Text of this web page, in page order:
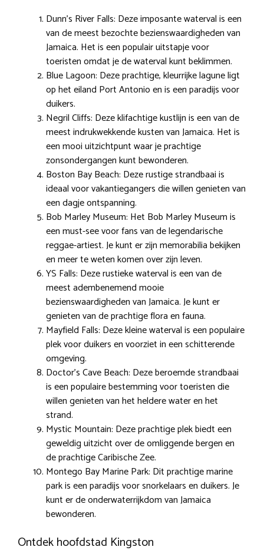
Dunn’s River Falls: Deze imposante waterval is een
van de meest bezochte bezienswaardigheden van
Jamaica. Het is een populair uitstapje voor
toeristen omdat je de waterval kunt beklimmen.
Blue Lagoon: Deze prachtige, kleurrijke lagune ligt
op het eiland Port Antonio en is een paradijs voor
duikers.
Negril Cliffs: Deze klifachtige kustlijn is een van de
meest indrukwekkende kusten van Jamaica. Het is
een mooi uitzichtpunt waar je prachtige
zonsondergangen kunt bewonderen.
Boston Bay Beach: Deze rustige strandbaai is
ideaal voor vakantiegangers die willen genieten van
een dagje ontspanning.
Bob Marley Museum: Het Bob Marley Museum is
een must-see voor fans van de legendarische
reggae-artiest. Je kunt er zijn memorabilia bekijken
en meer te weten komen over zijn leven.
YS Falls: Deze rustieke waterval is een van de
meest adembenemend mooie
bezienswaardigheden van Jamaica. Je kunt er
genieten van de prachtige flora en fauna.
Mayfield Falls: Deze kleine waterval is een populaire
plek voor duikers en voorziet in een schitterende
omgeving.
Doctor’s Cave Beach: Deze beroemde strandbaai
is een populaire bestemming voor toeristen die
willen genieten van het heldere water en het
strand.
Mystic Mountain: Deze prachtige plek biedt een
geweldig uitzicht over de omliggende bergen en
de prachtige Caribische Zee.
Montego Bay Marine Park: Dit prachtige marine
park is een paradijs voor snorkelaars en duikers. Je
kunt er de onderwaterrijkdom van Jamaica
bewonderen.
Ontdek hoofdstad Kingston